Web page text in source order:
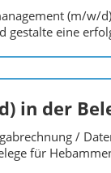
(m/w/
gestalte eine
in der
/
für